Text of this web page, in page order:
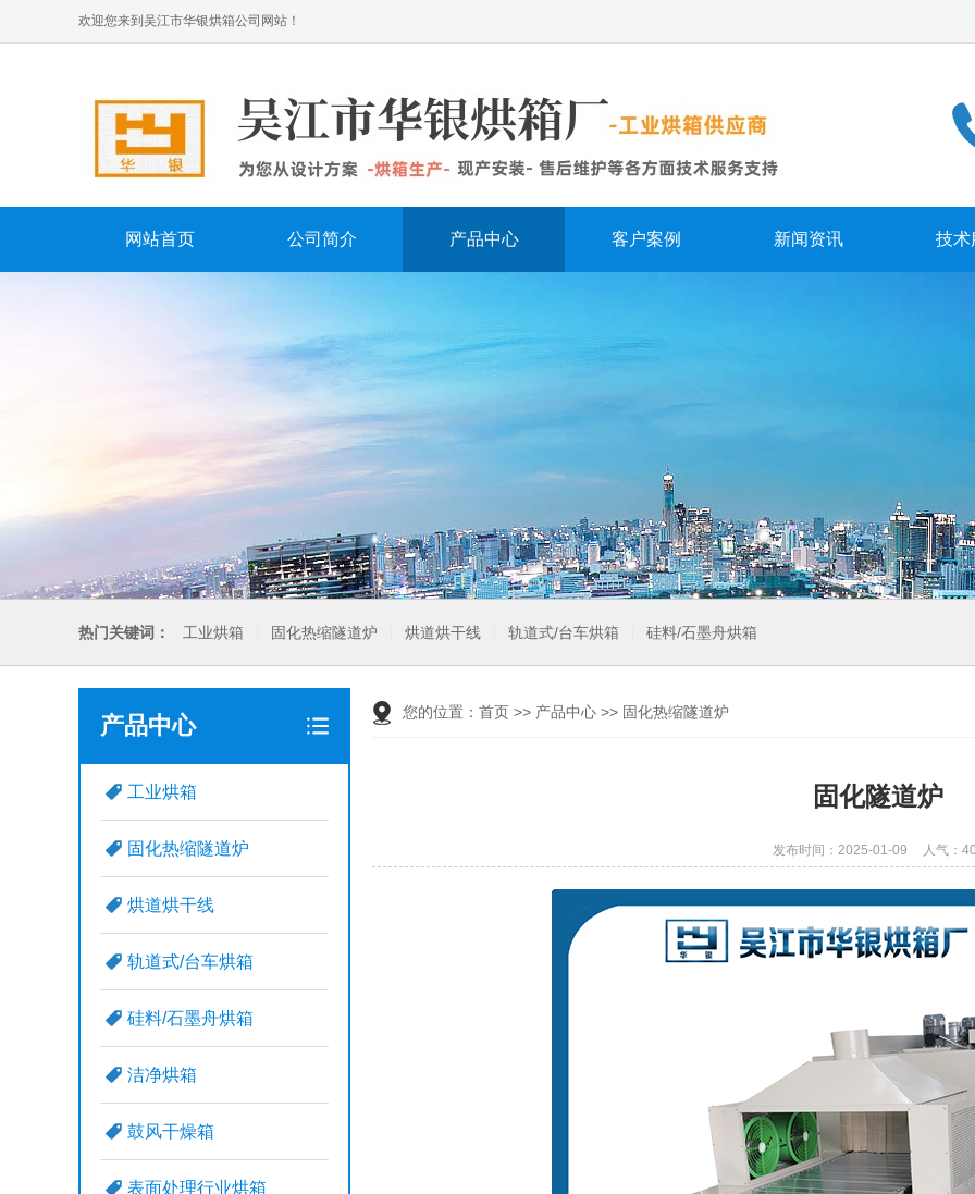
欢迎您来到吴江市华银烘箱公司网站！
网站首页 公司简介 产品中心 客户案例 新闻资讯 技术
热门关键词： 工业烘箱 固化热缩隧道炉 烘道烘干线 轨道式/台车烘箱 硅料/石墨舟烘箱
产品中心
工业烘箱
固化热缩隧道炉
烘道烘干线
轨道式/台车烘箱
硅料/石墨舟烘箱
洁净烘箱
鼓风干燥箱
表面处理行业烘箱
您的位置： 首页 >> 产品中心 >> 固化热缩隧道炉
固化隧道炉
发布时间：2025-01-09 人气：